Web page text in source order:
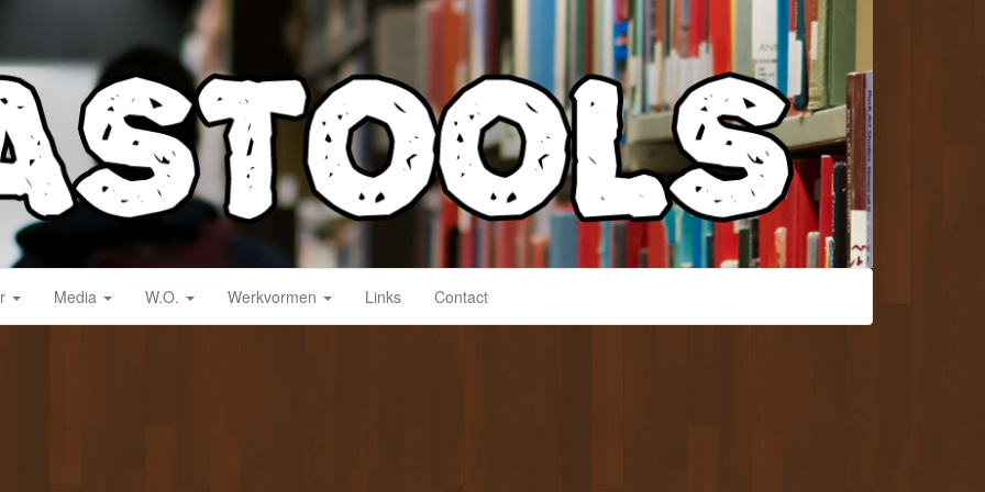
Media W.O. Werkvormen Links Contact